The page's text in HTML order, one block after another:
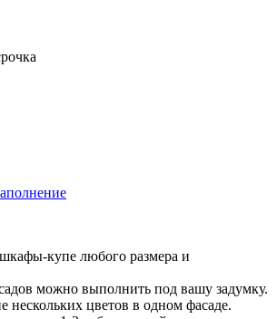
купе любого размера и
можно выполнить под вашу задумку.
нескольких цветов в одном фасаде.